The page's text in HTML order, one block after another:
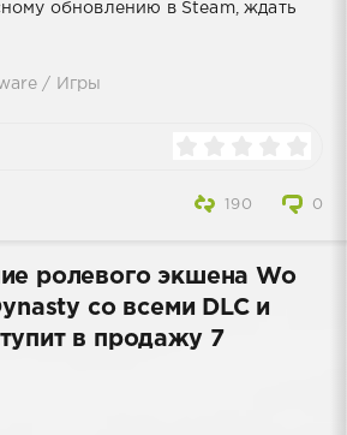
обновлению в Steam, ждать
/ Игры
0
190
ролевого экшена Wo
со всеми DLC и
в продажу 7